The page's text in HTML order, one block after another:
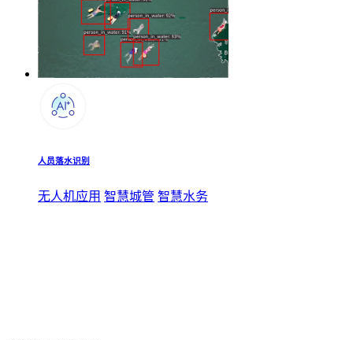
人员落水识别
无人机应用 智慧城管 智慧水务